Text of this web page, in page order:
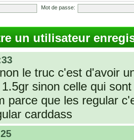
Mot de passe:
un utilisateur
le truc c'est d'avoir
sinon celle qui
parce que les regular
carddass